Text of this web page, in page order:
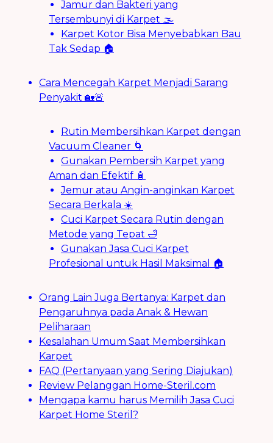
Jamur dan Bakteri yang
Tersembunyi di Karpet 🌫️
Karpet Kotor Bisa Menyebabkan Bau
Tak Sedap 🏠
Cara Mencegah Karpet Menjadi Sarang
Penyakit 🏡🚨
Rutin Membersihkan Karpet dengan
Vacuum Cleaner 🌀
Gunakan Pembersih Karpet yang
Aman dan Efektif 🧴
Jemur atau Angin-anginkan Karpet
Secara Berkala ☀️
Cuci Karpet Secara Rutin dengan
Metode yang Tepat 🛁
Gunakan Jasa Cuci Karpet
Profesional untuk Hasil Maksimal 🏠
Orang Lain Juga Bertanya: Karpet dan
Pengaruhnya pada Anak & Hewan
Peliharaan
Kesalahan Umum Saat Membersihkan
Karpet
FAQ (Pertanyaan yang Sering Diajukan)
Review Pelanggan Home-Steril.com
Mengapa kamu harus Memilih Jasa Cuci
Karpet Home Steril?